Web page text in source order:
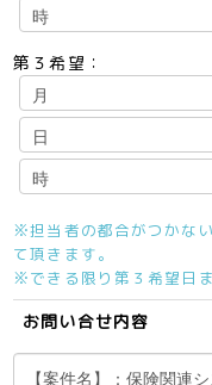
第３希望：
※担当者の都合がつかな
て頂きます。
※できる限り第３希望日
お問い合せ内容